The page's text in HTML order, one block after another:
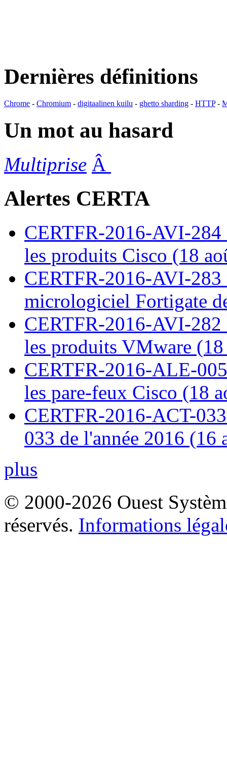
Dernières définitions
Chrome - Chromium - digitaalinen kuilu - ghetto sharding - HTTP-
Un mot au hasard
Multiprise Â
Alertes CERTA
CERTFR-2016-AVI-
les produits Cisco (18
CERTFR-2016-AVI-
micrologiciel Fortigate
CERTFR-2016-AVI-
les produits VMware
CERTFR-2016-ALE-
les pare-feux Cisco (18
CERTFR-2016-ACT-
033 de l'année 2016 (16
plus
© 2000-2026 Ouest
réservés. Informations